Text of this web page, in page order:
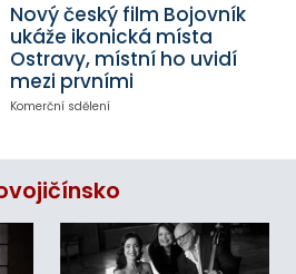
Nový český film Bojovník
ukáže ikonická místa
Ostravy, místní ho uvidí
mezi prvními
Komerční sdělení